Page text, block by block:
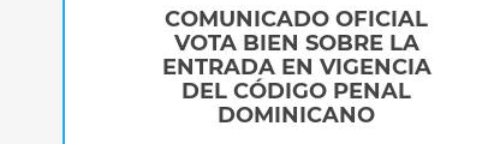
COMUNICADO OFICIAL
VOTA BIEN SOBRE LA
ENTRADA EN VIGENCIA
DEL CÓDIGO PENAL
DOMINICANO